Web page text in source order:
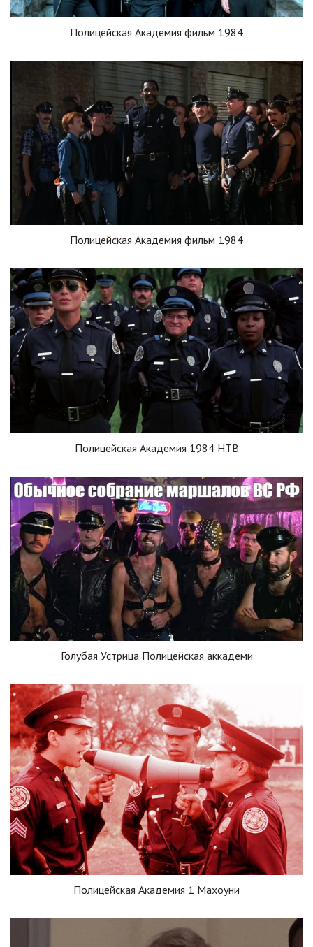
Полицейская Академия фильм 1984
Полицейская Академия фильм 1984
Полицейская Академия 1984 НТВ
Голубая Устрица Полицейская аккадеми
Полицейская Академия 1 Махоуни